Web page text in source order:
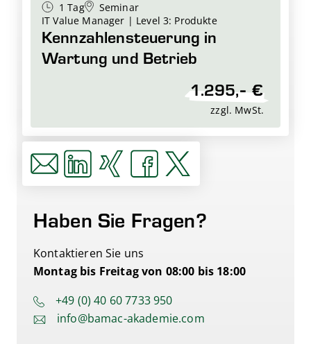
1 Tag
Seminar
IT Value Manager | Level 3: Produkte
Kennzahlensteuerung in
Wartung und Betrieb
1.295,- €
zzgl. MwSt.
Haben Sie Fragen?
Kontaktieren Sie uns
Montag bis Freitag von 08:00 bis 18:00
+49 (0) 40 60 7733 950
info@bamac-akademie.com